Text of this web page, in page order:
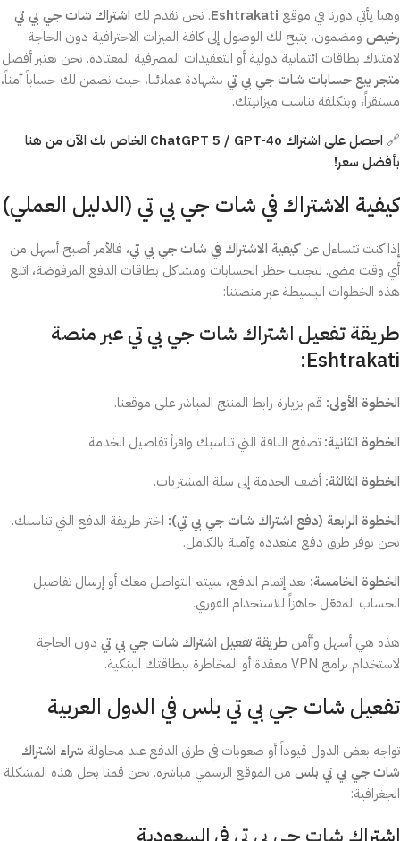
وهنا يأتي دورنا في موقع Eshtrakati. نحن نقدم لك اشتراك شات جي بي تي
رخيص ومضمون، يتيح لك الوصول إلى كافة الميزات الاحترافية دون الحاجة
لامتلاك بطاقات ائتمانية دولية أو التعقيدات المصرفية المعتادة. نحن نعتبر أفضل
متجر بيع حسابات شات جي بي تي بشهادة عملائنا، حيث نضمن لك حساباً آمناً،
مستقراً، وبتكلفة تناسب ميزانيتك.
🔗
احصل على اشتراك ChatGPT 5 / GPT-4o الخاص بك الآن من هنا
بأفضل سعر!
كيفية الاشتراك في شات جي بي تي (الدليل العملي)
إذا كنت تتساءل عنكيفية الاشتراك في شات جي بي تي، فالأمر أصبح أسهل من
أي وقت مضى. لتجنب حظر الحسابات ومشاكل بطاقات الدفع المرفوضة، اتبع
هذه الخطوات البسيطة عبر منصتنا:
طريقة تفعيل اشتراك شات جي بي تي عبر منصة
Eshtrakati:
الخطوة الأولى: قم بزيارة رابط المنتج المباشر على موقعنا.
الخطوة الثانية: تصفح الباقة التي تناسبك واقرأ تفاصيل الخدمة.
الخطوة الثالثة: أضف الخدمة إلى سلة المشتريات.
الخطوة الرابعة (دفع اشتراك شات جي بي تي): اختر طريقة الدفع التي تناسبك.
نحن نوفر طرق دفع متعددة وآمنة بالكامل.
الخطوة الخامسة: بعد إتمام الدفع، سيتم التواصل معك أو إرسال تفاصيل
الحساب المفعّل جاهزاً للاستخدام الفوري.
هذه هي أسهل وأأمن طريقة تفعيل اشتراك شات جي بي تي دون الحاجة
لاستخدام برامج VPN معقدة أو المخاطرة ببطاقتك البنكية.
تفعيل شات جي بي تي بلس في الدول العربية
تواجه بعض الدول قيوداً أو صعوبات في طرق الدفع عند محاولة شراء اشتراك
شات جي بي تي بلس من الموقع الرسمي مباشرة. نحن قمنا بحل هذه المشكلة
الجغرافية: